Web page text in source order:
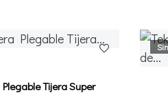
Tijera Super